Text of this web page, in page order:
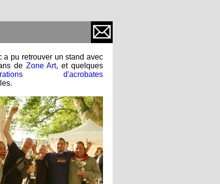
a pu retrouver un stand avec
de Zone Art, et quelques
d'acrobates